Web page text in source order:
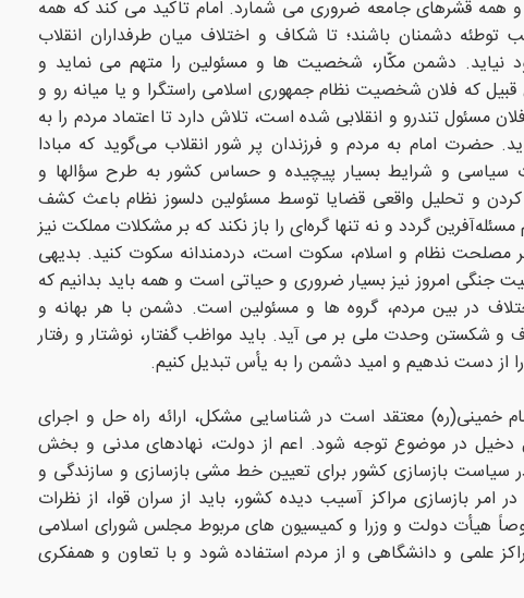
قشرهای جامعه ضروری می شمارد. امام تاکید می کند که همه
توطئه دشمنان باشند؛ تا شکاف و اختلاف میان طرفداران انقلاب
نیاید. دشمن مکّار، شخصیت ها و مسئولین را متهم می نماید و
قبیل که فلان شخصیت نظام جمهورى اسلامى راستگرا و یا میانه رو و
مسئول تندرو و انقلابى شده‏ است، تلاش دارد تا اعتماد مردم را به
حضرت امام به مردم و فرزندان پر شور انقلاب مى‌‏گوید که مبادا
سیاسى و شرایط بسیار پیچیده و حساس کشور به طرح سؤالها و
کردن و تحلیل واقعى قضایا توسط مسئولین دلسوز نظام باعث کشف
گردد و نه تنها گره‏‌اى را باز نکند که بر مشکلات مملکت نیز
اگر مصلحت نظام و اسلام، سکوت است، دردمندانه سکوت کنید. بدیهی
امروز نیز بسیار ضروری و حیاتی است و همه باید بدانیم که
در بین مردم، گروه ها و مسئولین است. دشمن با هر بهانه و
و شکستن وحدت ملی بر می آید. باید مواظب گفتار، نوشتار و رفتار
از دست ندهیم و امید دشمن را به یأس تبدیل کنیم.
خمینی(ره) معتقد است در شناسایی مشکل، ارائه راه حل و اجرای
دخیل در موضوع توجه شود. اعم از دولت، نهادهای مدنی و بخش
سیاست بازسازی کشور برای تعیین خط مشی‌ بازسازی و سازندگی و
بازسازی مراکز آسیب دیده کشور، باید از سران قوا، از نظرات
هیأت دولت و وزرا و کمیسیون های مربوط مجلس شورای اسلامی
علمی و دانشگاهی و از مردم استفاده شود و با تعاون و همفکری